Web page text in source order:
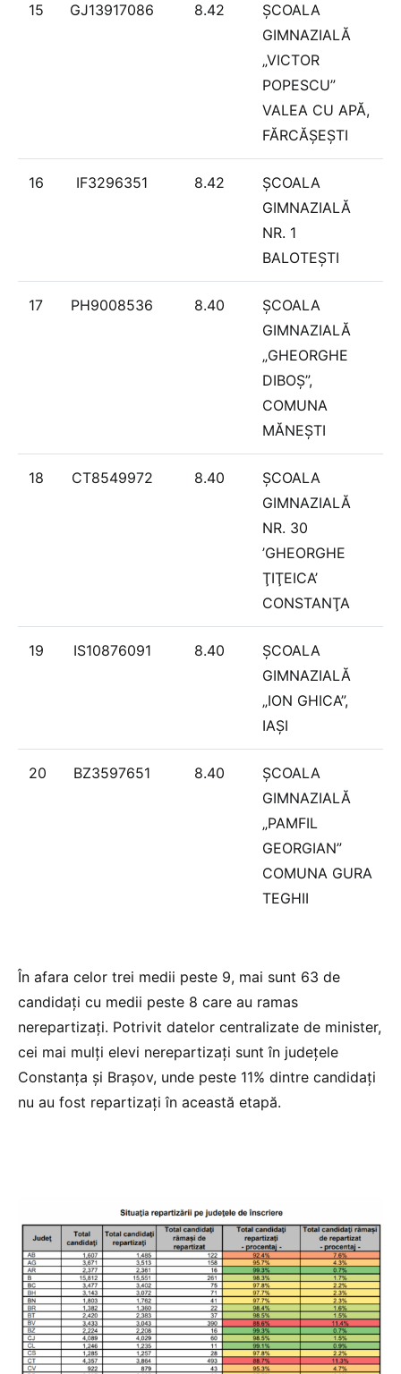
15 GJ13917086 8.42
ȘCOALA
GIMNAZIALĂ
„VICTOR
POPESCU”
VALEA CU APĂ,
FĂRCĂȘEȘTI
16 IF3296351 8.42
ȘCOALA
GIMNAZIALĂ
NR. 1
BALOTEȘTI
17 PH9008536 8.40
ȘCOALA
GIMNAZIALĂ
„GHEORGHE
DIBOȘ”,
COMUNA
MĂNEȘTI
18 CT8549972 8.40
ȘCOALA
GIMNAZIALĂ
NR. 30
’GHEORGHE
ŢIŢEICA’
CONSTANŢA
19 IS10876091 8.40
ȘCOALA
GIMNAZIALĂ
„ION GHICA”,
IAŞI
20 BZ3597651 8.40
ȘCOALA
GIMNAZIALĂ
„PAMFIL
GEORGIAN”
COMUNA GURA
TEGHII
În afara celor trei medii peste 9, mai sunt 63 de
candidați cu medii peste 8 care au ramas
nerepartizați. Potrivit datelor centralizate de minister,
cei mai mulți elevi nerepartizați sunt în județele
Constanța și Brașov, unde peste 11% dintre candidați
nu au fost repartizați în această etapă.